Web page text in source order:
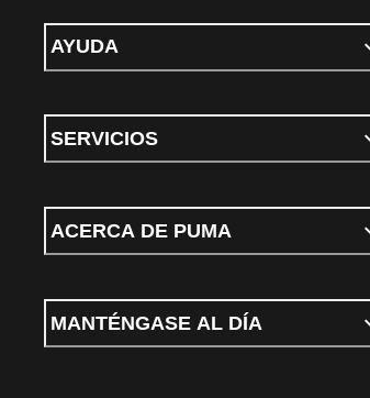
AYUDA
SERVICIOS
ACERCA DE PUMA
MANTÉNGASE AL DÍA